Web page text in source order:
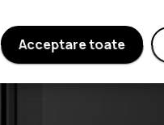
Acceptare toate